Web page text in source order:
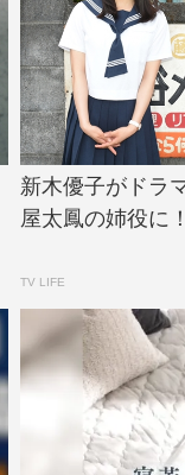
新木優子がドラ
屋太鳳の姉役に
TV LIFE